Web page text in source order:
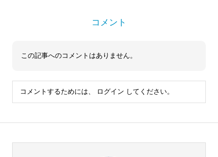
コメント
この記事へのコメントはありません。
コメントするためには、 ログイン してください。